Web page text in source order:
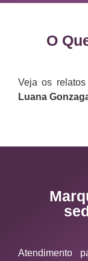
O
Veja os
Luana
Atendimento